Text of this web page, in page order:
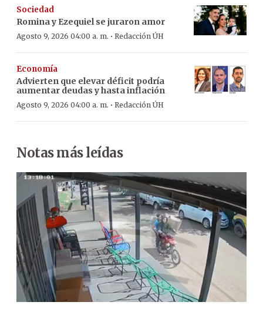
Sociedad
Romina y Ezequiel se juraron amor
Agosto 9, 2026 04:00 a. m. · Redacción ÚH
Economía
Advierten que elevar déficit podría
aumentar deudas y hasta inflación
Agosto 9, 2026 04:00 a. m. · Redacción ÚH
Notas más leídas